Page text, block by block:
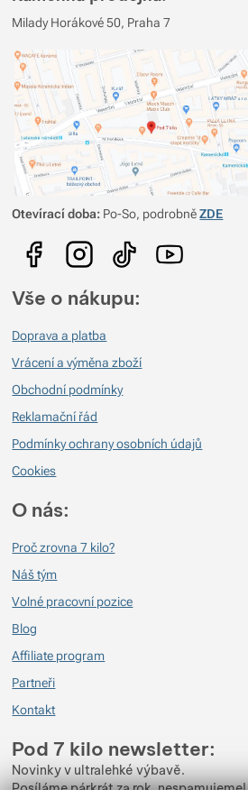
Recenze
doživotní záruka
Ověřený zákazník
Milady Horákové 50, Praha 7
Otevírací doba: Po-So, podrobněZDE
Vše o nákupu:
Doprava a platba
Vrácení a výměna zboží
Obchodní podmínky
Reklamační řád
Podmínky ochrany osobních údajů
Cookies
O nás:
Proč zrovna 7 kilo?
Náš tým
Volné pracovní pozice
Blog
Affiliate program
Partneři
Kontakt
Pod 7 kilo newsletter:
Novinky v ultralehké výbavě.
Posíláme párkrát za rok, nespamujeme!